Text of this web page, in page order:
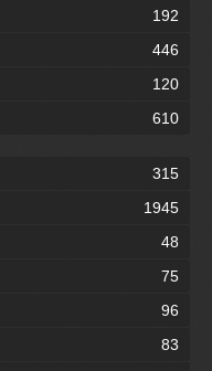
192
446
120
610
315
1945
48
75
96
83